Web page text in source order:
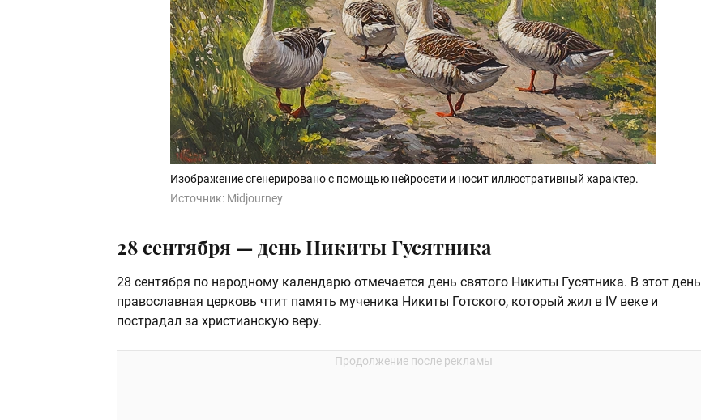
Изображение сгенерировано с помощью нейросети и носит иллюстративный характер.
Источник: Midjourney
28 сентября — день Никиты Гусятника
28 сентября по народному календарю отмечается день святого Никиты Гусятника. В этот день
православная церковь чтит память мученика Никиты Готского, который жил в IV веке и
пострадал за христианскую веру.